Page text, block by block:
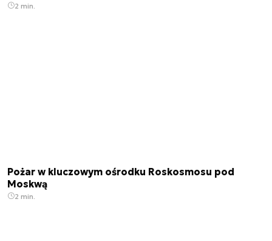
2 min.
Pożar w kluczowym ośrodku Roskosmosu pod
Moskwą
2 min.